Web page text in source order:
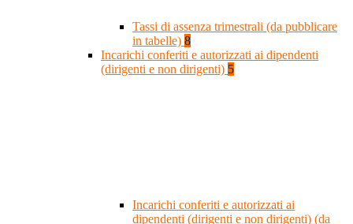
Tassi di assenza trimestrali (da pubblicare
in tabelle) 8
Incarichi conferiti e autorizzati ai dipendenti
(dirigenti e non dirigenti) 5
Incarichi conferiti e autorizzati ai
dipendenti (dirigenti e non dirigenti) (da